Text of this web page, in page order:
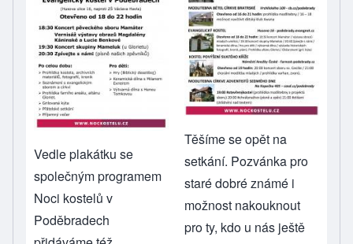
Vedle plakátku se
společným programem
Noci kostelů v
Poděbradech
Těšíme se opět na
setkání. Pozvánka pro
staré dobré známé i
možnost nakouknout
pro ty, kdo u nás ještě